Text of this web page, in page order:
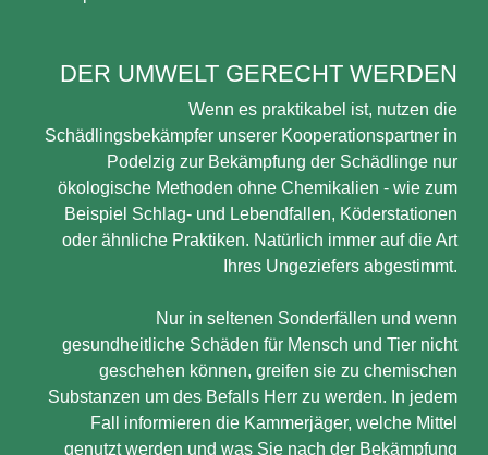
DER UMWELT GERECHT WERDEN
Wenn es praktikabel ist, nutzen die
Schädlingsbekämpfer unserer Kooperationspartner in
Podelzig zur Bekämpfung der Schädlinge nur
ökologische Methoden ohne Chemikalien - wie zum
Beispiel Schlag- und Lebendfallen, Köderstationen
oder ähnliche Praktiken. Natürlich immer auf die Art
Ihres Ungeziefers abgestimmt.
Nur in seltenen Sonderfällen und wenn
gesundheitliche Schäden für Mensch und Tier nicht
geschehen können, greifen sie zu chemischen
Substanzen um des Befalls Herr zu werden. In jedem
Fall informieren die Kammerjäger, welche Mittel
genutzt werden und was Sie nach der Bekämpfung